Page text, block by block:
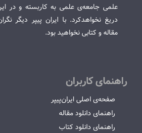
علمی جامعه‌ی علمی به کاربسته و در
دریغ نخواهدکرد. با ایران پیپر دیگر
مقاله و کتابی نخواهید بود.
راهنمای کاربران
صفحه‌ی اصلی ایران‌پیپر
راهنمای دانلود مقاله
راهنمای دانلود کتاب